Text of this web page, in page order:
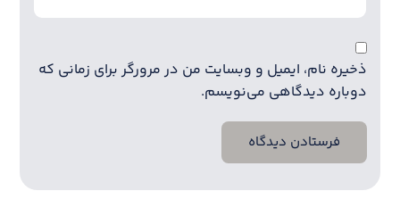
ذخیره نام، ایمیل و وبسایت من در مرورگر برای زمانی که
دوباره دیدگاهی می‌نویسم.
فرستادن دیدگاه